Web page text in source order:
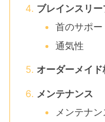
ブレインスリ
首のサポー
通気性
オーダーメイド
メンテナンス
メンテナ